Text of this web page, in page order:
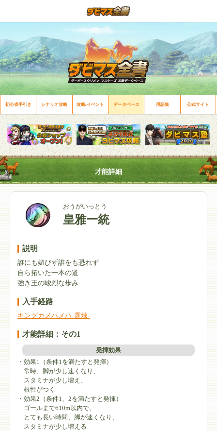
初心者手引き シナリオ攻略 攻略/イベント データベース 用語集 公式サイト
才能詳細
おうがいっとう
皇雅一統
説明
誰にも媚びず誰をも恐れず
自ら拓いた一本の道
強き王の峻烈な歩み
入手経路
キングカメハメハ-霆煉-
才能詳細：その1
発揮効果
・効果1（条件1を満たすと発揮）
常時、脚が少し速くなり、
スタミナが少し増え、
根性がつく
・効果2（条件1、2を満たすと発揮）
ゴールまで610m以内で、
とても長い時間、脚が速くなり、
スタミナが少し増える